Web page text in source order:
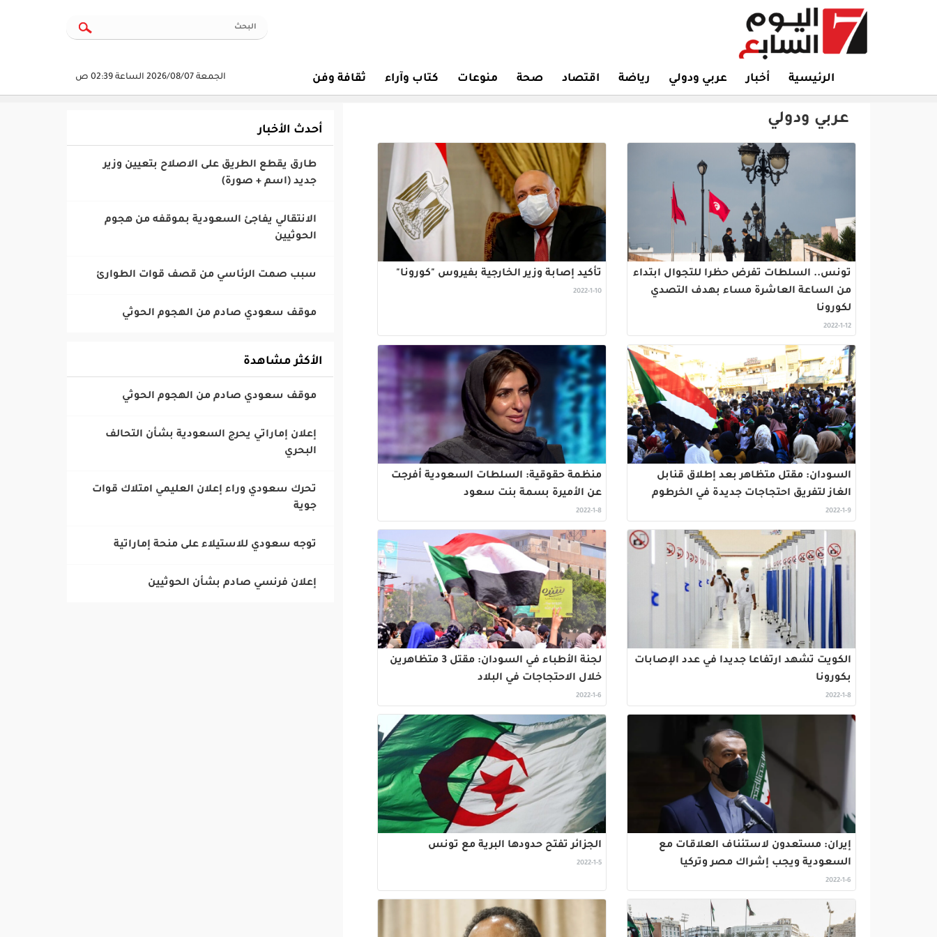
الرئيسية أخبار عربي ودولي رياضة اقتصاد صحة منوعات كتاب وآراء ثقافة وفن الجمعة 2026/08/07 الساعة 02:39 ص
عربي ودولي
تونس.. السلطات تفرض حظرا للتجوال ابتداء
من الساعة العاشرة مساء بهدف التصدي
لكورونا
2022-1-12
تأكيد إصابة وزير الخارجية بفيروس "كورونا"
2022-1-10
السودان: مقتل متظاهر بعد إطلاق قنابل
الغاز لتفريق احتجاجات جديدة في الخرطوم
2022-1-9
منظمة حقوقية: السلطات السعودية أفرجت
عن الأميرة بسمة بنت سعود
2022-1-8
الكويت تشهد ارتفاعا جديدا في عدد الإصابات
بكورونا
2022-1-8
لجنة الأطباء في السودان: مقتل 3 متظاهرين
خلال الاحتجاجات في البلاد
2022-1-6
إيران: مستعدون لاستئناف العلاقات مع
السعودية ويجب إشراك مصر وتركيا
2022-1-6
الجزائر تفتح حدودها البرية مع تونس
2022-1-5
أحدث الأخبار
‎طارق يقطع الطريق على الاصلاح بتعيين وزير
جديد (اسم + صورة)
‎الانتقالي يفاجئ السعودية بموقفه من هجوم
الحوثيين
‎موقف سعودي صادم من الهجوم الحوثي
الأكثر مشاهدة
‎موقف سعودي صادم من الهجوم الحوثي
‎إعلان إماراتي يحرج السعودية بشأن التحالف
البحري
‎تحرك سعودي وراء إعلان العليمي امتلاك قوات
جوية